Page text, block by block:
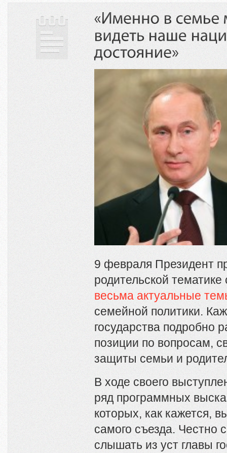
9 февраля Президент
родительской тематике
весьма актуальные
семейной политики.
государства подробно
позиции по вопросам,
защиты семьи и
В ходе своего
ряд программных
которых, как кажется,
самого съезда. Честно
слышать из уст главы